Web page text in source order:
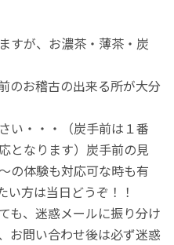
すが、お濃茶・薄茶・炭
のお稽古の出来る所が大分
い・・・（炭手前は１番
となります）炭手前の見
の体験も対応可な時も有
い方は当日どうぞ！！
も、迷惑メールに振り分け
お問い合わせ後は必ず迷惑